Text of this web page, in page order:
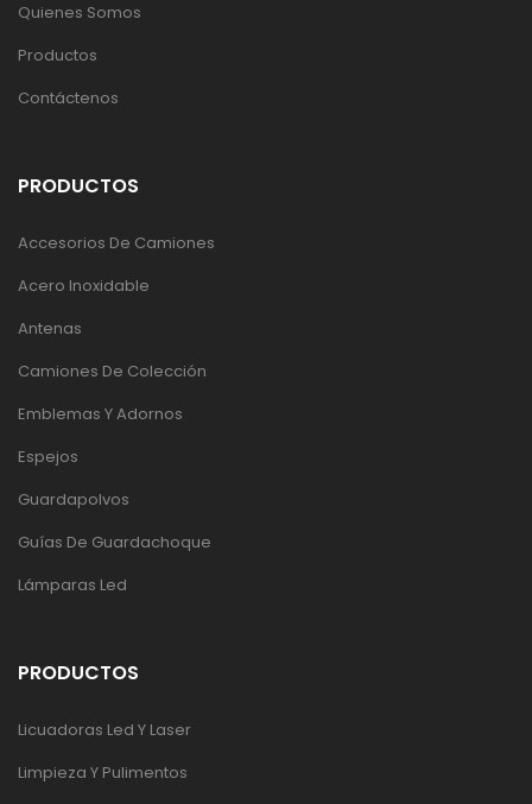
Quienes Somos
Productos
Contáctenos
PRODUCTOS
Accesorios De Camiones
Acero Inoxidable
Antenas
Camiones De Colección
Emblemas Y Adornos
Espejos
Guardapolvos
Guías De Guardachoque
Lámparas Led
PRODUCTOS
Licuadoras Led Y Laser
Limpieza Y Pulimentos